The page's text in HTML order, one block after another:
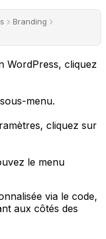
Branding
WordPress, cliquez
menu.
cliquez sur
le menu
via le code,
aux côtés des